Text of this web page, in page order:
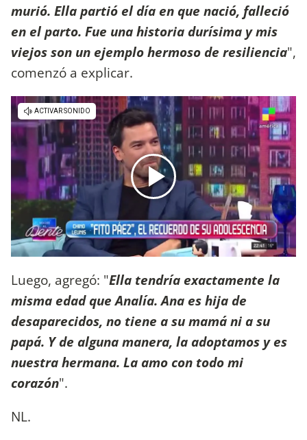
murió. Ella partió el día en que nació, falleció
en el parto. Fue una historia durísima y mis
viejos son un ejemplo hermoso de resiliencia",
comenzó a explicar.
Luego, agregó: "Ella tendría exactamente la
misma edad que Analía. Ana es hija de
desaparecidos, no tiene a su mamá ni a su
papá. Y de alguna manera, la adoptamos y es
nuestra hermana. La amo con todo mi
corazón".
NL.